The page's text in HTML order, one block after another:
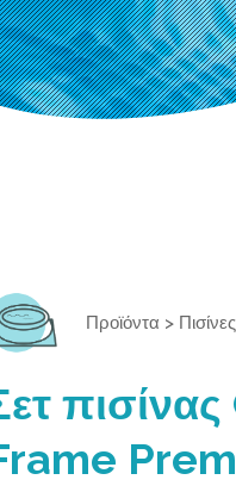
Προϊόντα > Πισίνες